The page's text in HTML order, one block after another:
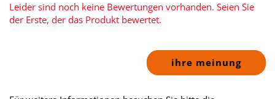
Leider sind noch keine Bewertungen vorhanden. Seien Sie
der Erste, der das Produkt bewertet.
ihre meinung